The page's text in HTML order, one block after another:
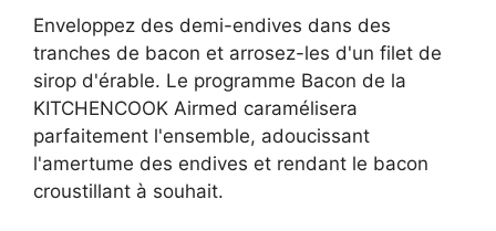
Enveloppez des demi-endives dans des
tranches de bacon et arrosez-les d'un filet de
sirop d'érable. Le programme Bacon de la
KITCHENCOOK Airmed caramélisera
parfaitement l'ensemble, adoucissant
l'amertume des endives et rendant le bacon
croustillant à souhait.